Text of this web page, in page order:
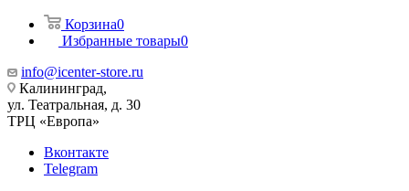
Корзина0
Избранные товары0
info@icenter-store.ru
Калининград,
ул. Театральная, д. 30
ТРЦ «Европа»
Вконтакте
Telegram